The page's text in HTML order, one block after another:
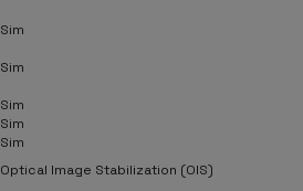
Sim
Sim
Sim
Sim
Sim
Optical Image Stabilization (OIS)